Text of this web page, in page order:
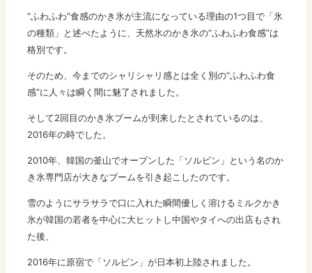
“ふわふわ”食感のかき氷が主流になっている理由の1つ目で「氷
の種類」と述べたように、天然氷のかき氷の“ふわふわ食感”は
格別です。
そのため、今までのシャリシャリ感とは全く別の“ふわふわ食
感”に人々は瞬く間に魅了されました。
そして2回目のかき氷ブームが到来したとされているのは、
2016年の時でした。
2010年、韓国の釜山でオープンした「ソルビン」という名のか
き氷専門店が大きなブームを引き起こしたのです。
雪のようにサラサラで口に入れた瞬間優しく溶けるミルクかき
氷が韓国の若者を中心に大ヒットし中国やタイへの出店もされ
た後、
2016年に原宿で「ソルビン」が日本初上陸されました。